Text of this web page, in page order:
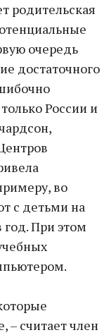
родительская
очередь
достаточного
России и
во
с детьми на
год. При этом
– считает член